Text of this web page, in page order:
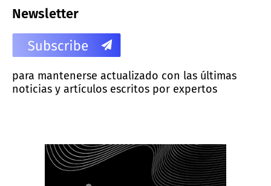
Newsletter
para mantenerse actualizado con las últimas
noticias y artículos escritos por expertos